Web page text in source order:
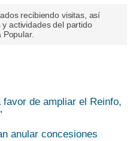
recibiendo visitas, así
actividades del partido
Popular.
favor de ampliar el Reinfo,
anular concesiones